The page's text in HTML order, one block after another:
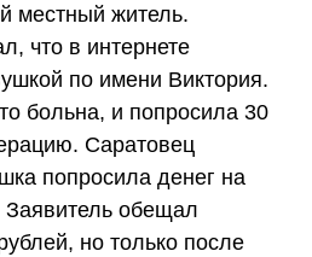
местный житель.
что в интернете
по имени Виктория.
больна, и попросила 30
Саратовец
попросила денег на
Заявитель обещал
но только после